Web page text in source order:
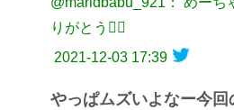
りがとう❤️‍🔥
2021-12-03 17:39
やっぱムズいよなー今回